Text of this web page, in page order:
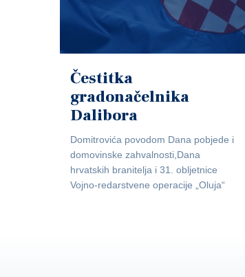
Čestitka
gradonačelnika
Dalibora
Domitrovića povodom Dana pobjede i
domovinske zahvalnosti,Dana
hrvatskih branitelja i 31. obljetnice
Vojno-redarstvene operacije „Oluja“